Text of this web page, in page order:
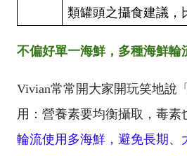
類罐頭之攝食建議，
不偏好單一海鮮，多種海鮮輪
Vivian常常開大家開玩笑地說
用：營養素要均衡攝取，毒素
輪流使用多海鮮，避免長期、